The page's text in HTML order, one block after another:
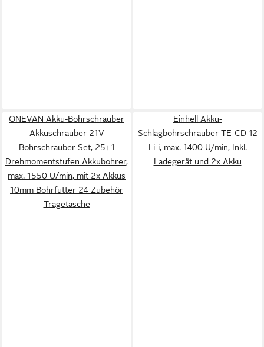
ONEVAN Akku-Bohrschrauber
Akkuschrauber 21V
Bohrschrauber Set, 25+1
Drehmomentstufen Akkubohrer,
max. 1550 U/min, mit 2x Akkus
10mm Bohrfutter 24 Zubehör
Tragetasche
Einhell Akku-
Schlagbohrschrauber TE-CD 12
Li-i, max. 1400 U/min, Inkl.
Ladegerät und 2x Akku